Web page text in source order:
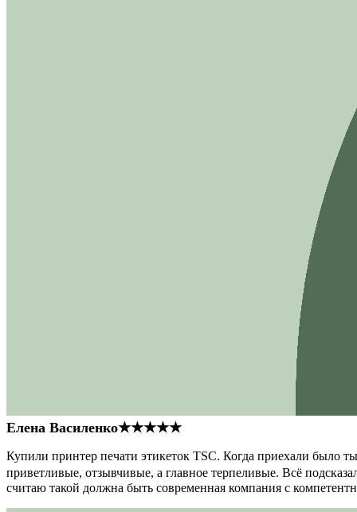
Елена Василенко★★★★★
Купили принтер печати этикеток TSC. Когда приехали было
приветливые, отзывчивые, а главное терпеливые. Всё
считаю такой должна быть современная компания с